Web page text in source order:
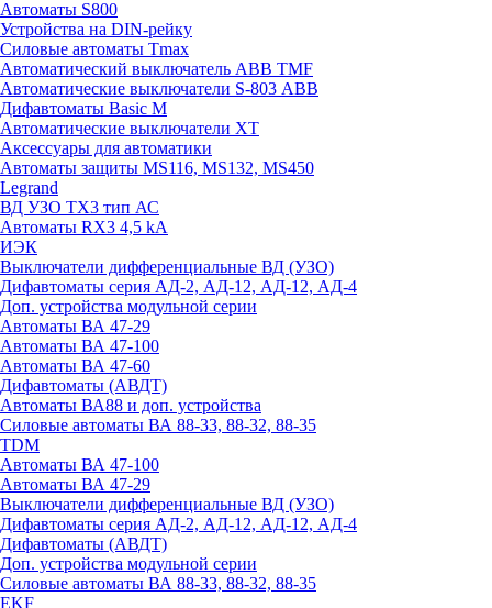
Автоматы S800
Устройства на DIN-рейку
Силовые автоматы Tmax
Автоматический выключатель ABB TMF
Автоматические выключатели S-803 АВВ
Дифавтоматы Basic M
Автоматические выключатели XT
Аксессуары для автоматики
Автоматы защиты MS116, MS132, MS450
Legrand
ВД УЗО TX3 тип АС
Автоматы RX3 4,5 kA
ИЭК
Выключатели дифференциальные ВД (УЗО)
Дифавтоматы серия АД-2, АД-12, АД-12, АД-4
Доп. устройства модульной серии
Автоматы ВА 47-29
Автоматы ВА 47-100
Автоматы ВА 47-60
Дифавтоматы (АВДТ)
Автоматы ВА88 и доп. устройства
Силовые автоматы ВА 88-33, 88-32, 88-35
TDM
Автоматы ВА 47-100
Автоматы ВА 47-29
Выключатели дифференциальные ВД (УЗО)
Дифавтоматы серия АД-2, АД-12, АД-12, АД-4
Дифавтоматы (АВДТ)
Доп. устройства модульной серии
Силовые автоматы ВА 88-33, 88-32, 88-35
EKF